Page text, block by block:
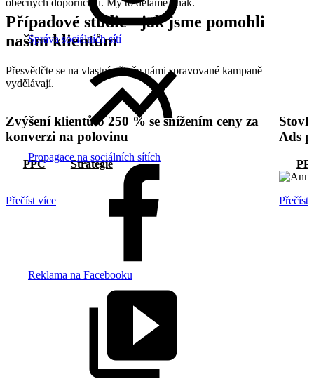
Správa sociálních sítí
Propagace na sociálních sítích
Reklama na Facebooku
Případové studie - jak jsme pomohli
našim klientům
Přesvědčte se na vlastní oči, že námi spravované kampaně
vydělávají.
Zvýšení klientů o 250 % se snížením ceny za
konverzi na polovinu
PPC Strategie
Přečíst více
Ads
Přečíst